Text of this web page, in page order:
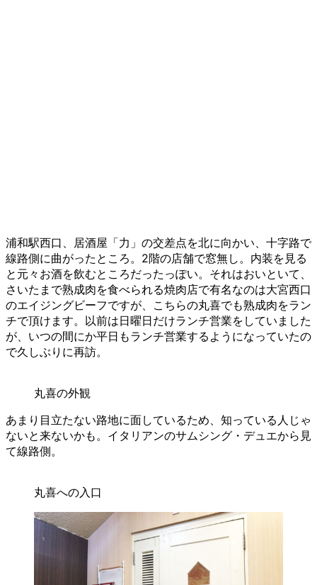
浦和駅西口、居酒屋「力」の交差点を北に向かい、十字路で
線路側に曲がったところ。2階の店舗で窓無し。内装を見る
と元々お酒を飲むところだったっぽい。それはおいといて、
さいたまで熟成肉を食べられる焼肉店で有名なのは大宮西口
のエイジングビーフですが、こちらの丸喜でも熟成肉をラン
チで頂けます。以前は日曜日だけランチ営業をしていました
が、いつの間にか平日もランチ営業するようになっていたの
で久しぶりに再訪。
丸喜の外観
あまり目立たない路地に面しているため、知っている人じゃ
ないと来ないかも。イタリアンのサムシング・デュエから見
て線路側。
丸喜への入口